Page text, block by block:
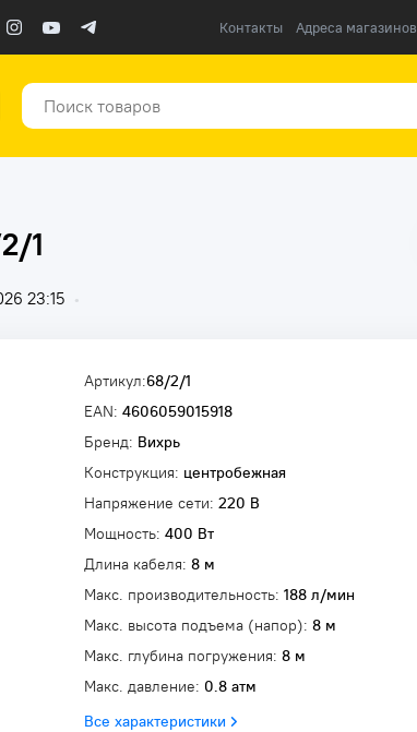
Контакты Адреса магазинов
1
23:15 •
Артикул:68/2/1
EAN: 4606059015918
Бренд: Вихрь
Конструкция: центробежная
Напряжение сети: 220 В
Мощность: 400 Вт
Длина кабеля: 8 м
Макс. производительность: 188 л/мин
Макс. высота подъема (напор): 8 м
Макс. глубина погружения: 8 м
Макс. давление: 0.8 атм
Все характеристики